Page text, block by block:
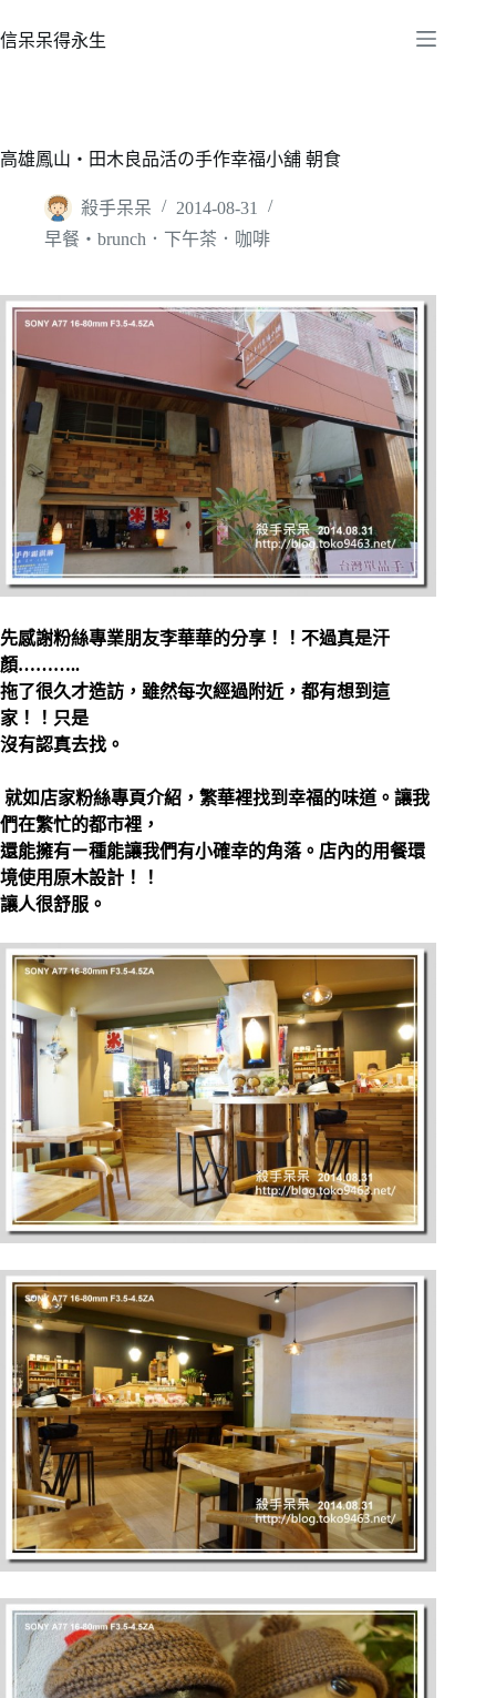
至
容
信呆呆得永生
高雄鳳山‧田木良品活の手作幸福小舖 朝食
殺手呆呆
2014-08-31
早餐‧brunch．下午茶．咖啡
先感謝粉絲專業朋友李華華的分享！！不過真是汗
顏………..
拖了很久才造訪，雖然每次經過附近，都有想到這
家！！只是
沒有認真去找。
就如店家粉絲專頁介紹，繁華裡找到幸福的味道。讓我
們在繁忙的都市裡，
還能擁有ㄧ種能讓我們有小確幸的角落。店內的用餐環
境使用原木設計！！
讓人很舒服。